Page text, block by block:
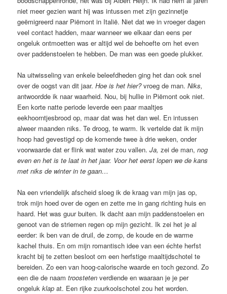
niet meer gezien want hij was intussen met zijn gezinnetje
geëmigreerd naar Piëmont in Italië. Niet dat we in vroeger dagen
veel contact hadden, maar wanneer we elkaar dan eens per
ongeluk ontmoetten was er altijd wel de behoefte om het even
over paddenstoelen te hebben. De man was een goede plukker.
Na uitwisseling van enkele beleefdheden ging het dan ook snel
over de oogst van dit jaar.Hoe is het hier?vroeg de man.Niks,
antwoordde ik naar waarheid. Nou, bij hullie in Piëmont ook niet.
Een korte natte periode leverde een paar maaltjes
eekhoorntjesbrood op, maar dat was het dan wel. En intussen
alweer maanden niks. Te droog, te warm. Ik vertelde dat ik mijn
hoop had gevestigd op de komende twee à drie weken, onder
voorwaarde dat er flink wat water zou vallen.Ja, zei de man,nog
even en het is te laat in het jaar. Voor het eerst lopen we de kans
met niks de winter in te gaan…
Na een vriendelijk afscheid sloeg ik de kraag van mijn jas op,
trok mijn hoed over de ogen en zette me in gang richting huis en
haard. Het was guur buiten. Ik dacht aan mijn paddenstoelen en
genoot van de striemen regen op mijn gezicht. Ik zei het je al
eerder: ik ben van de druil, de zomp, de koude en de warme
kachel thuis. En om mijn romantisch idee van een échte herfst
kracht bij te zetten besloot om een herfstige maaltijdschotel te
bereiden. Zo een van hoog-calorische waarde en toch gezond. Zo
een die de naam troosteten verdiende en waaraan je je per
ongelukklap at. Een rijke zuurkoolschotel zou het worden.